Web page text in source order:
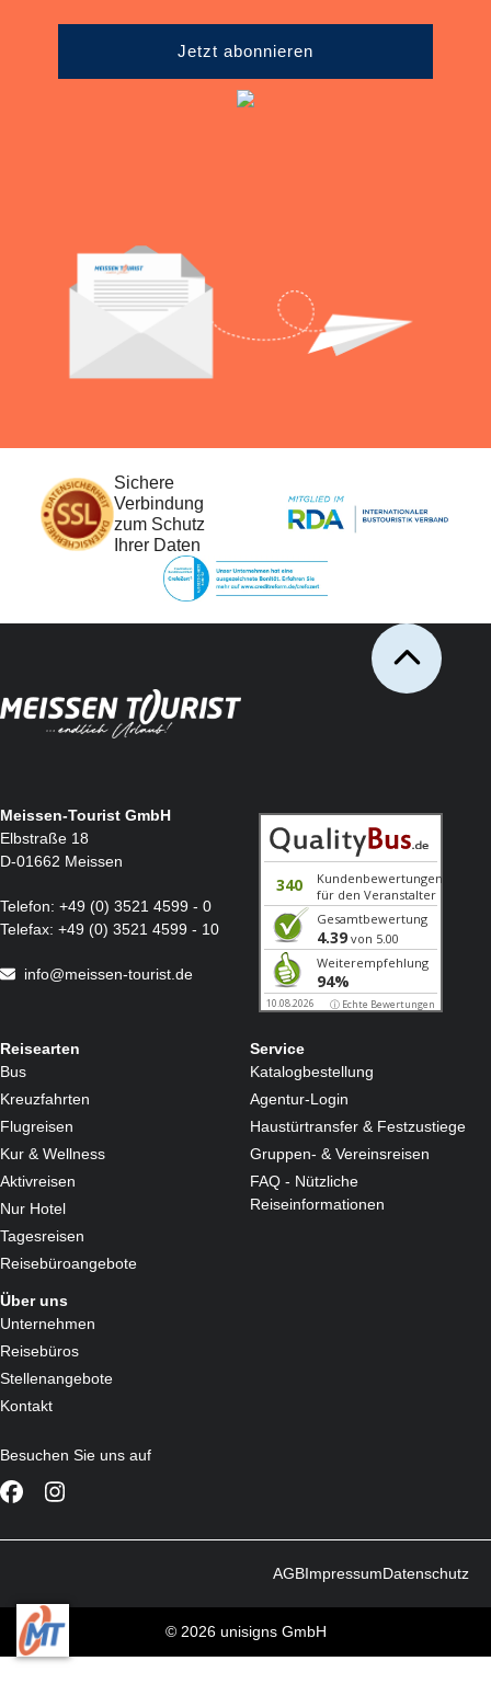
Sichere
Verbindung
zum Schutz
Ihrer Daten
Meissen-Tourist GmbH
Elbstraße 18
D-01662 Meissen
Telefon: +49 (0) 3521 4599 - 0
Telefax: +49 (0) 3521 4599 - 10
info@meissen-tourist.de
Reisearten
Bus
Kreuzfahrten
Flugreisen
Kur & Wellness
Aktivreisen
Nur Hotel
Tagesreisen
Reisebüroangebote
Service
Katalogbestellung
Agentur-Login
Haustürtransfer & Festzustiege
Gruppen- & Vereinsreisen
FAQ - Nützliche
Reiseinformationen
Über uns
Unternehmen
Reisebüros
Stellenangebote
Kontakt
Besuchen Sie uns auf
AGBImpressumDatenschutz
© 2026 unisigns GmbH